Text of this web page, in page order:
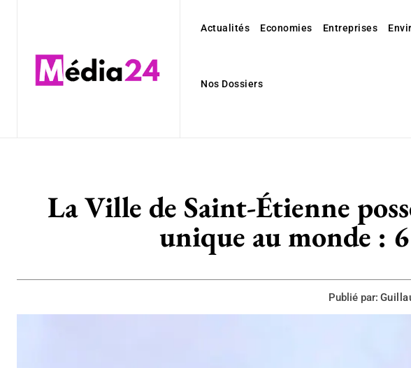
Actualités Economies Entreprises
Nos Dossiers
La Ville de Saint-Étienne
unique au monde :
Publié par: